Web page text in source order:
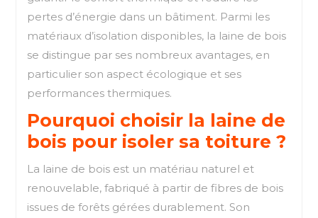
pertes d’énergie dans un bâtiment. Parmi les
matériaux d’isolation disponibles, la laine de bois
se distingue par ses nombreux avantages, en
particulier son aspect écologique et ses
performances thermiques.
Pourquoi choisir la laine de
bois pour isoler sa toiture ?
La laine de bois est un matériau naturel et
renouvelable, fabriqué à partir de fibres de bois
issues de forêts gérées durablement. Son